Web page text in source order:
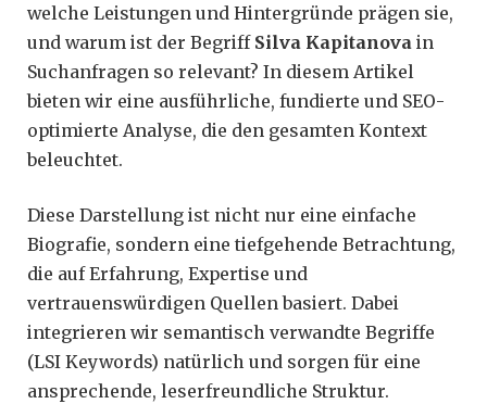
welche Leistungen und Hintergründe prägen sie,
und warum ist der Begriff Silva Kapitanova in
Suchanfragen so relevant? In diesem Artikel
bieten wir eine ausführliche, fundierte und SEO-
optimierte Analyse, die den gesamten Kontext
beleuchtet.
Diese Darstellung ist nicht nur eine einfache
Biografie, sondern eine tiefgehende Betrachtung,
die auf Erfahrung, Expertise und
vertrauenswürdigen Quellen basiert. Dabei
integrieren wir semantisch verwandte Begriffe
(LSI Keywords) natürlich und sorgen für eine
ansprechende, leserfreundliche Struktur.